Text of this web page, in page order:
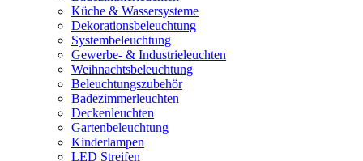
Küche & Wassersysteme
Dekorationsbeleuchtung
Systembeleuchtung
Gewerbe- & Industrieleuchten
Weihnachtsbeleuchtung
Beleuchtungszubehör
Badezimmerleuchten
Deckenleuchten
Gartenbeleuchtung
Kinderlampen
LED Streifen